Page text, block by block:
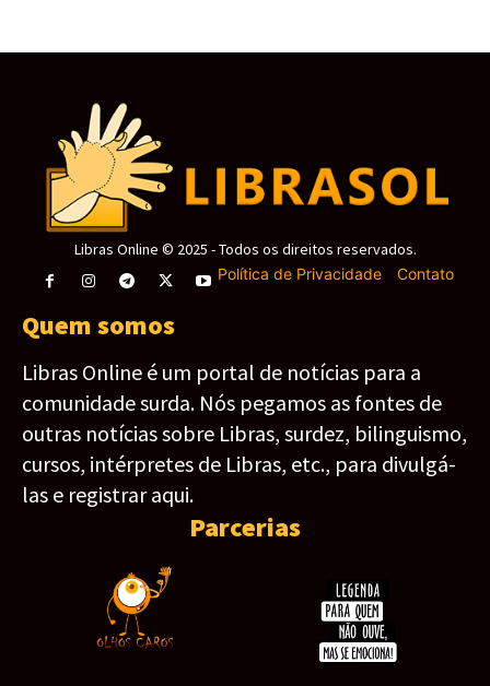
Libras Online © 2025 - Todos os direitos reservados.
Política de Privacidade- Contato
Quem somos
Libras Online é um portal de notícias para a
comunidade surda. Nós pegamos as fontes de
outras notícias sobre Libras, surdez, bilinguismo,
cursos, intérpretes de Libras, etc., para divulgá-
las e registrar aqui.
Parcerias